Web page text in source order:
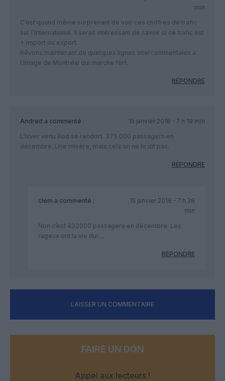
min
C’est quand même surprenant de voir ces chiffres de trafic
sur l’international. Il serait intéressant de savoir si ce trafic est
+ import ou export.
Rêvons maintenant de quelques lignes intercontinentales à
l’image de Montréal qui marche fort.
RÉPONDRE
Andred a commenté :
15 janvier 2018 - 7 h 19 min
L’hiver venu Bod se rendort. 375 000 passagers en
décembre. Une misère, mais cela on ne le dit pas.
RÉPONDRE
clem a commenté :
15 janvier 2018 - 7 h 38
min
Non c’est 432000 passagers en décembre. Les
rageux ont la vie dur…
RÉPONDRE
LAISSER UN COMMENTAIRE
FAIRE UN DON
Appel aux lecteurs !